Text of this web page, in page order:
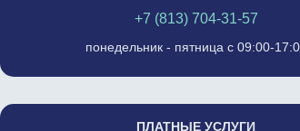
+7 (813) 704-31-57
понедельник - пятница с 09:00-
ПЛАТНЫЕ УСЛУГИ